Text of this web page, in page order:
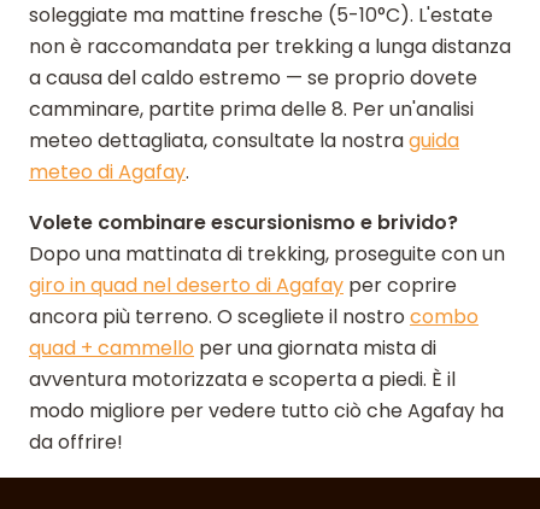
soleggiate ma mattine fresche (5-10°C). L'estate
non è raccomandata per trekking a lunga distanza
a causa del caldo estremo — se proprio dovete
camminare, partite prima delle 8. Per un'analisi
meteo dettagliata, consultate la nostraguida
meteo di Agafay.
Volete combinare escursionismo e brivido?
Dopo una mattinata di trekking, proseguite con un
giro in quad nel deserto di Agafay per coprire
ancora più terreno. O scegliete il nostro combo
quad + cammello per una giornata mista di
avventura motorizzata e scoperta a piedi. È il
modo migliore per vedere tutto ciò che Agafay ha
da offrire!